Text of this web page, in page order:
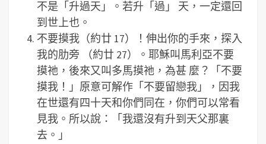
不是「升過天」。若升「過」 天，一定還回
到世上也。
不要摸我（約廿 17）！伸出你的手來，探入
我的肋旁 （約廿 27）。耶穌叫馬利亞不要
摸祂，後來又叫多馬摸祂，為甚 麼？「不要
摸我！」原意可解作「不要留戀我」，因我
在世還有四十天和你們同在，你們可以常看
見我。所以說：「我還沒有升到天父那裏
去。」